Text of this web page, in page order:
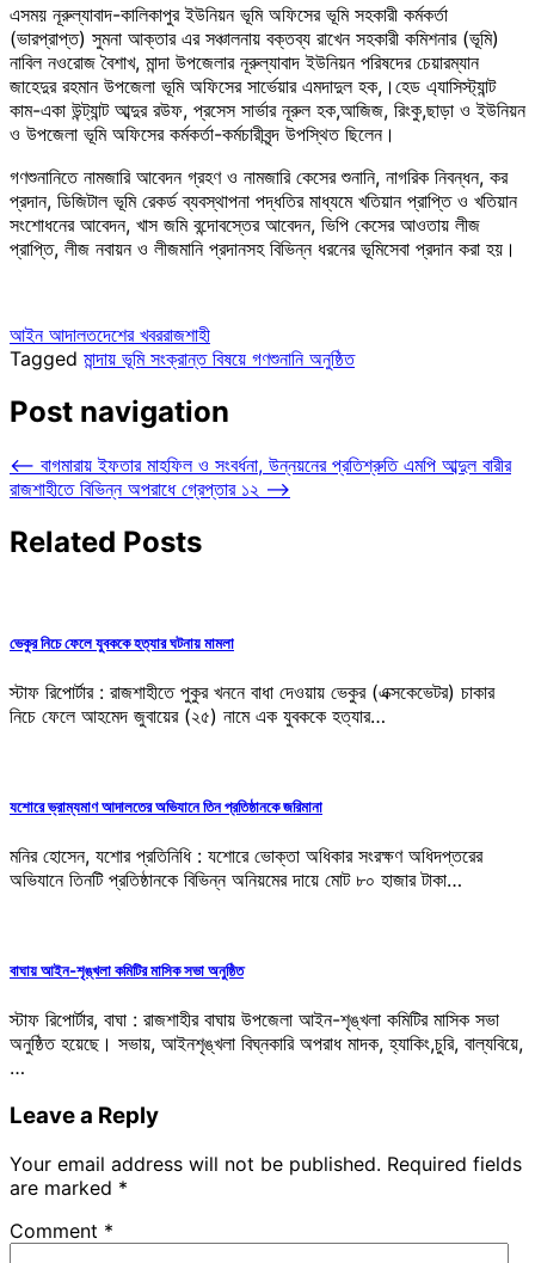
এসময় নূরুল্যাবাদ-কালিকাপুর ইউনিয়ন ভূমি অফিসের ভূমি সহকারী কর্মকর্তা
(ভারপ্রাপ্ত) সুমনা আক্তার এর সঞ্চালনায় বক্তব্য রাখেন সহকারী কমিশনার (ভূমি)
নাবিল নওরোজ বৈশাখ, মান্দা উপজেলার নূরুল্যাবাদ ইউনিয়ন পরিষদের চেয়ারম্যান
জাহেদুর রহমান উপজেলা ভূমি অফিসের সার্ভেয়ার এমদাদুল হক,।হেড এ্যাসিস্ট্যান্ট
কাম-একা উন্ট্যান্ট আব্দুর রউফ, প্রসেস সার্ভার নূরুল হক,আজিজ, রিংকু,ছাড়া ও ইউনিয়ন
ও উপজেলা ভূমি অফিসের কর্মকর্তা-কর্মচারীবৃন্দ উপস্থিত ছিলেন।
গণশুনানিতে নামজারি আবেদন গ্রহণ ও নামজারি কেসের শুনানি, নাগরিক নিবন্ধন, কর
প্রদান, ডিজিটাল ভূমি রেকর্ড ব্যবস্থাপনা পদ্ধতির মাধ্যমে খতিয়ান প্রাপ্তি ও খতিয়ান
সংশোধনের আবেদন, খাস জমি বন্দোবস্তের আবেদন, ভিপি কেসের আওতায় লীজ
প্রাপ্তি, লীজ নবায়ন ও লীজমানি প্রদানসহ বিভিন্ন ধরনের ভূমিসেবা প্রদান করা হয়।
আইন আদালতদেশের খবররাজশাহী
Tagged মান্দায় ভূমি সংক্রান্ত বিষয়ে গণশুনানি অনুষ্ঠিত
Post navigation
⟵ বাগমারায় ইফতার মাহফিল ও সংবর্ধনা, উন্নয়নের প্রতিশ্রুতি এমপি আব্দুল বারীর
রাজশাহীতে বিভিন্ন অপরাধে গ্রেপ্তার ১২ ⟶
Related Posts
ভেকুর নিচে ফেলে যুবককে হত্যার ঘটনায় মামলা
স্টাফ রিপোর্টার : রাজশাহীতে পুকুর খননে বাধা দেওয়ায় ভেকুর (এক্সকেভেটর) চাকার
নিচে ফেলে আহমেদ জুবায়ের (২৫) নামে এক যুবককে হত্যার…
যশোরে ভ্রাম্যমাণ আদালতের অভিযানে তিন প্রতিষ্ঠানকে জরিমানা
মনির হোসেন, যশোর প্রতিনিধি : যশোরে ভোক্তা অধিকার সংরক্ষণ অধিদপ্তরের
অভিযানে তিনটি প্রতিষ্ঠানকে বিভিন্ন অনিয়মের দায়ে মোট ৮০ হাজার টাকা…
বাঘায় আইন-শৃঙ্খলা কমিটির মাসিক সভা অনুষ্ঠিত
স্টাফ রিপোর্টার, বাঘা : রাজশাহীর বাঘায় উপজেলা আইন-শৃঙ্খলা কমিটির মাসিক সভা
অনুষ্ঠিত হয়েছে। সভায়, আইনশৃঙ্খলা বিঘ্নকারি অপরাধ মাদক, হ্যাকিং,চুরি, বাল্যবিয়ে,
…
Leave a Reply
Your email address will not be published. Required fields
are marked *
Comment *